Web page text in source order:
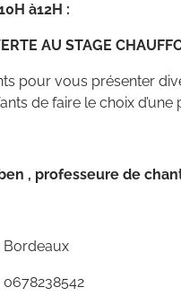
à12H :
AU STAGE
pour vous présenter
de faire le choix
, professeure de
Bordeaux